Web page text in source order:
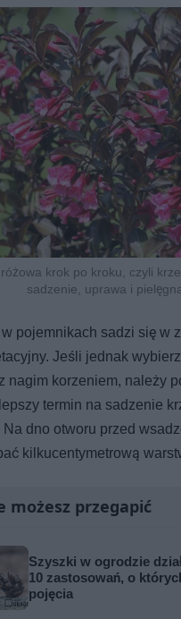
krok po kroku, czyli
sadzenie, uprawa i
pojemnikach sadzi się w
Jeśli jednak
nagim korzeniem, należy
termin na sadzenie
dno otworu przed
kilkucentymetrową
możesz przegapić
Szyszki w ogrodzie
10 zastosowań, o
pojęcia